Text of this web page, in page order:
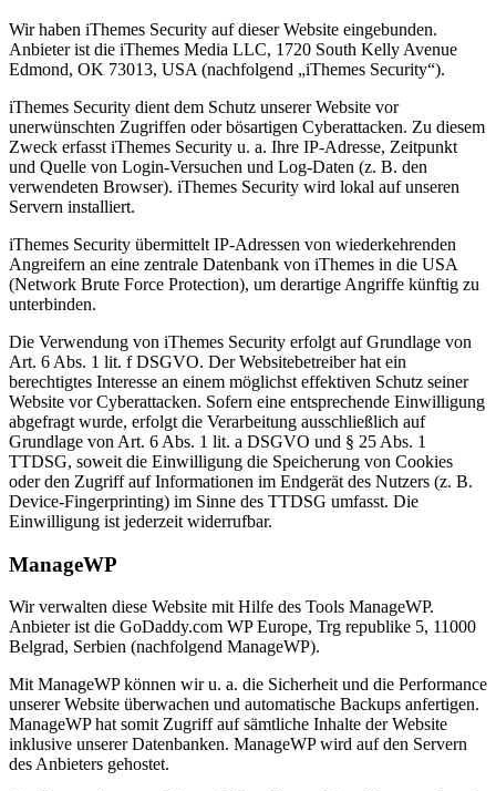
Wir haben iThemes Security auf dieser Website eingebunden.
Anbieter ist die iThemes Media LLC, 1720 South Kelly Avenue
Edmond, OK 73013, USA (nachfolgend „iThemes Security“).
iThemes Security dient dem Schutz unserer Website vor
unerwünschten Zugriffen oder bösartigen Cyberattacken. Zu diesem
Zweck erfasst iThemes Security u. a. Ihre IP-Adresse, Zeitpunkt
und Quelle von Login-Versuchen und Log-Daten (z. B. den
verwendeten Browser). iThemes Security wird lokal auf unseren
Servern installiert.
iThemes Security übermittelt IP-Adressen von wiederkehrenden
Angreifern an eine zentrale Datenbank von iThemes in die USA
(Network Brute Force Protection), um derartige Angriffe künftig zu
unterbinden.
Die Verwendung von iThemes Security erfolgt auf Grundlage von
Art. 6 Abs. 1 lit. f DSGVO. Der Websitebetreiber hat ein
berechtigtes Interesse an einem möglichst effektiven Schutz seiner
Website vor Cyberattacken. Sofern eine entsprechende Einwilligung
abgefragt wurde, erfolgt die Verarbeitung ausschließlich auf
Grundlage von Art. 6 Abs. 1 lit. a DSGVO und § 25 Abs. 1
TTDSG, soweit die Einwilligung die Speicherung von Cookies
oder den Zugriff auf Informationen im Endgerät des Nutzers (z. B.
Device-Fingerprinting) im Sinne des TTDSG umfasst. Die
Einwilligung ist jederzeit widerrufbar.
ManageWP
Wir verwalten diese Website mit Hilfe des Tools ManageWP.
Anbieter ist die GoDaddy.com WP Europe, Trg republike 5, 11000
Belgrad, Serbien (nachfolgend ManageWP).
Mit ManageWP können wir u. a. die Sicherheit und die Performance
unserer Website überwachen und automatische Backups anfertigen.
ManageWP hat somit Zugriff auf sämtliche Inhalte der Website
inklusive unserer Datenbanken. ManageWP wird auf den Servern
des Anbieters gehostet.